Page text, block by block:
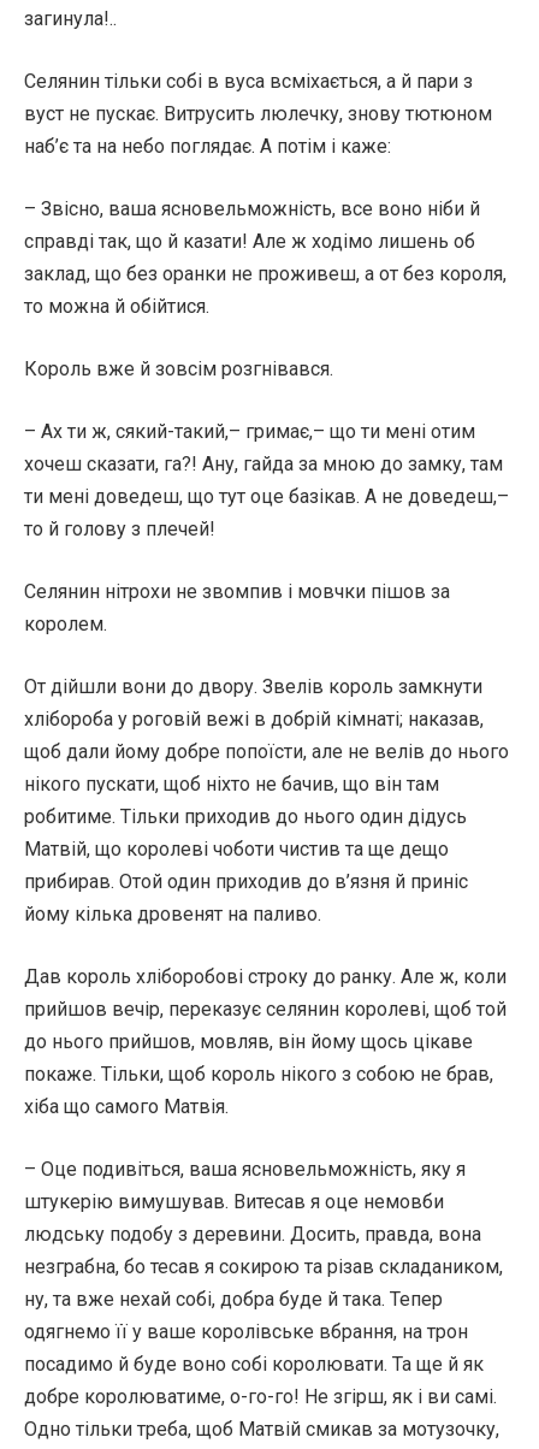
загинула!..
Селянин тільки собі в вуса всміхається, а й пари з
вуст не пускає. Витрусить люлечку, знову тютюном
наб’є та на небо поглядає. А потім і каже:
– Звісно, ваша ясновельможність, все воно ніби й
справді так, що й казати! Але ж ходімо лишень об
заклад, що без оранки не проживеш, а от без короля,
то можна й обійтися.
Король вже й зовсім розгнівався.
– Ах ти ж, сякий-такий,– гримає,– що ти мені отим
хочеш сказати, га?! Ану, гайда за мною до замку, там
ти мені доведеш, що тут оце базікав. А не доведеш,–
то й голову з плечей!
Селянин нітрохи не звомпив і мовчки пішов за
королем.
От дійшли вони до двору. Звелів король замкнути
хлібороба у роговій вежі в добрій кімнаті; наказав,
щоб дали йому добре попоїсти, але не велів до нього
нікого пускати, щоб ніхто не бачив, що він там
робитиме. Тільки приходив до нього один дідусь
Матвій, що королеві чоботи чистив та ще дещо
прибирав. Отой один приходив до в’язня й приніс
йому кілька дровенят на паливо.
Дав король хліборобові строку до ранку. Але ж, коли
прийшов вечір, переказує селянин королеві, щоб той
до нього прийшов, мовляв, він йому щось цікаве
покаже. Тільки, щоб король нікого з собою не брав,
хіба що самого Матвія.
– Оце подивіться, ваша ясновельможність, яку я
штукерію вимушував. Витесав я оце немовби
людську подобу з деревини. Досить, правда, вона
незграбна, бо тесав я сокирою та різав складаником,
ну, та вже нехай собі, добра буде й така. Тепер
одягнемо її у ваше королівське вбрання, на трон
посадимо й буде воно собі королювати. Та ще й як
добре королюватиме, о-го-го! Не згірш, як і ви самі.
Одно тільки треба, щоб Матвій смикав за мотузочку,